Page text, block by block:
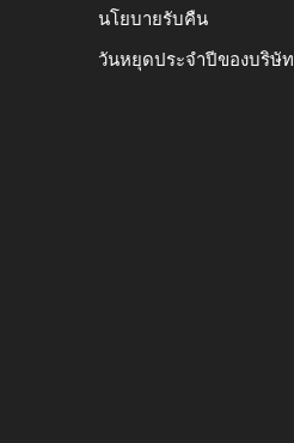
นโยบายรับคืน
วันหยุดประจำปีของบริษัท